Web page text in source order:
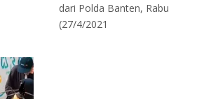
dari Polda Banten, Rabu
(27/4/2021